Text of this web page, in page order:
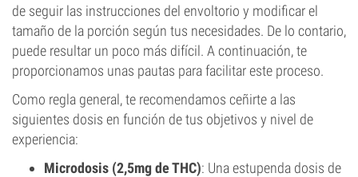
de seguir las instrucciones del envoltorio y modificar el
tamaño de la porción según tus necesidades. De lo contario,
puede resultar un poco más difícil. A continuación, te
proporcionamos unas pautas para facilitar este proceso.
Como regla general, te recomendamos ceñirte a las
siguientes dosis en función de tus objetivos y nivel de
experiencia:
Microdosis (2,5mg de THC): Una estupenda dosis de